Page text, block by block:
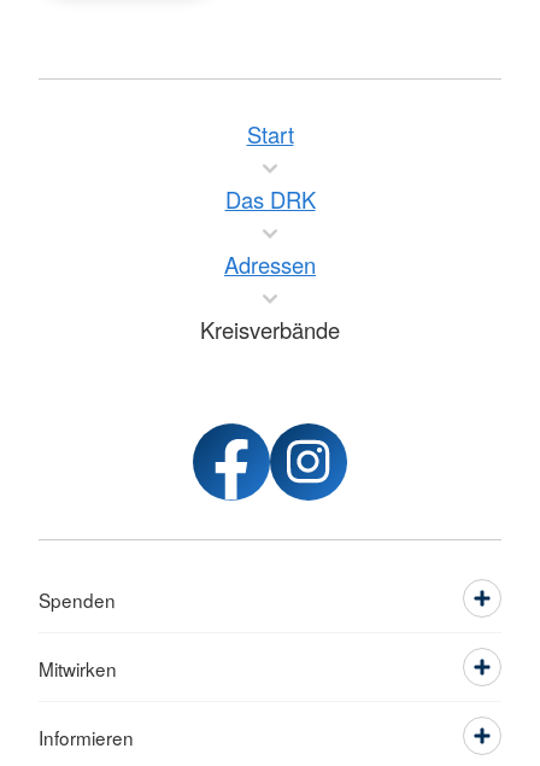
Start
Das DRK
Adressen
Kreisverbände
Spenden
Mitwirken
Informieren